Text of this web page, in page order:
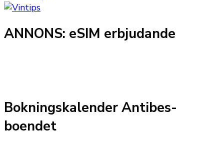
ANNONS: eSIM erbjudande
Bokningskalender Antibes-
boendet